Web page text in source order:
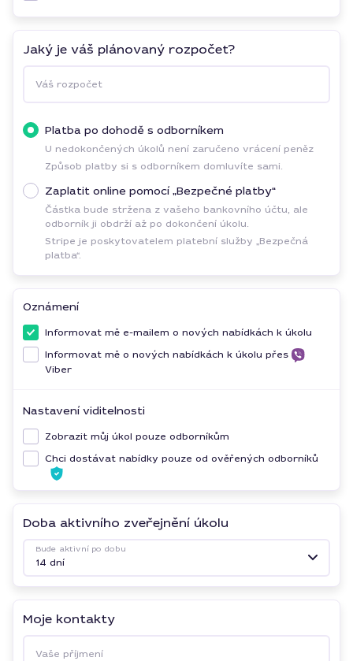
Jaký je váš plánovaný rozpočet?
Váš rozpočet
Platba po dohodě s odborníkem
U nedokončených úkolů není zaručeno vrácení peněz
Způsob platby si s odborníkem domluvíte sami.
Zaplatit online pomocí „Bezpečné platby“
Částka bude stržena z vašeho bankovního účtu, ale
odborník ji obdrží až po dokončení úkolu.
Stripe je poskytovatelem platební služby „Bezpečná
platba“.
Oznámení
Informovat mě e-mailem o nových nabídkách k úkolu
Informovat mě o nových nabídkách k úkolu přes
Viber
Nastavení viditelnosti
Zobrazit můj úkol pouze odborníkům
Chci dostávat nabídky pouze od ověřených odborníků
Doba aktivního zveřejnění úkolu
Bude aktivní po dobu
14 dní
Moje kontakty
Vaše příjmení